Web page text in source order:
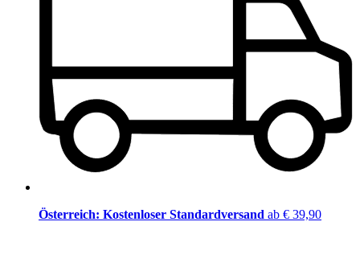
Österreich: Kostenloser Standardversand ab € 39,90